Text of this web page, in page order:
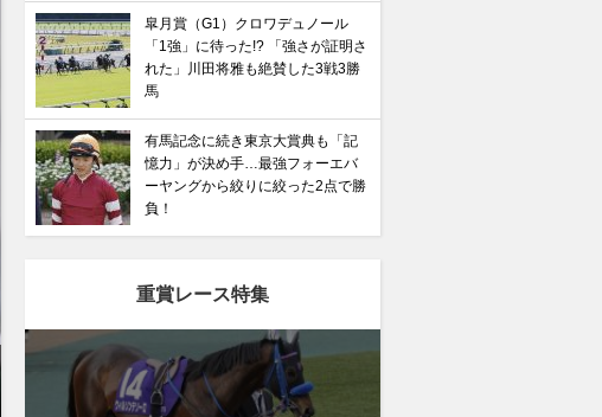
【有馬記念】武豊×ドウデュースを逆転できる候補3頭！と絶
るべき“隠れ穴馬！”
皐月賞（G1）クロワデュノール
「1強」に待った!? 「強さが証明さ
れた」川田将雅も絶賛した3戦3勝
馬
有馬記念に続き東京大賞典も「記
憶力」が決め手…最強フォーエバ
ーヤングから絞りに絞った2点で勝
負！
重賞レース特集